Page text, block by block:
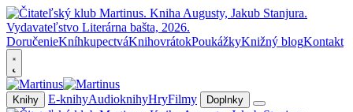
DoručenieKníhkupectváKnihovrátokPoukážkyKnižný blogKontakt
Knihy E-knihyAudioknihyHryFilmy Doplnky